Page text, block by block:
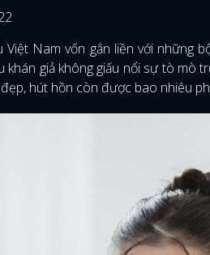
Nam vốn gắn liền với những
giả không giấu nổi sự tò mò
hút hồn còn được bao nhiêu